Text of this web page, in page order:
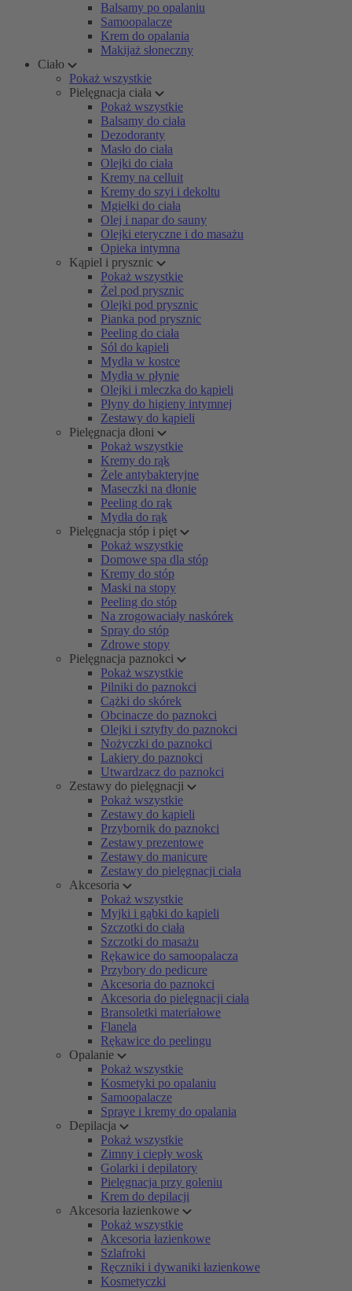
Balsamy po opalaniu
Samoopalacze
Krem do opalania
Makijaż słoneczny
Ciało
Pokaż wszystkie
Pielęgnacja ciała
Pokaż wszystkie
Balsamy do ciała
Dezodoranty
Masło do ciała
Olejki do ciała
Kremy na celluit
Kremy do szyi i dekoltu
Mgiełki do ciała
Olej i napar do sauny
Olejki eteryczne i do masażu
Opieka intymna
Kąpiel i prysznic
Pokaż wszystkie
Żel pod prysznic
Olejki pod prysznic
Pianka pod prysznic
Peeling do ciała
Sól do kąpieli
Mydła w kostce
Mydła w płynie
Olejki i mleczka do kąpieli
Płyny do higieny intymnej
Zestawy do kąpieli
Pielęgnacja dłoni
Pokaż wszystkie
Kremy do rąk
Żele antybakteryjne
Maseczki na dłonie
Peeling do rąk
Mydła do rąk
Pielęgnacja stóp i pięt
Pokaż wszystkie
Domowe spa dla stóp
Kremy do stóp
Maski na stopy
Peeling do stóp
Na zrogowaciały naskórek
Spray do stóp
Zdrowe stopy
Pielęgnacja paznokci
Pokaż wszystkie
Pilniki do paznokci
Cążki do skórek
Obcinacze do paznokci
Olejki i sztyfty do paznokci
Nożyczki do paznokci
Lakiery do paznokci
Utwardzacz do paznokci
Zestawy do pielęgnacji
Pokaż wszystkie
Zestawy do kąpieli
Przybornik do paznokci
Zestawy prezentowe
Zestawy do manicure
Zestawy do pielęgnacji ciała
Akcesoria
Pokaż wszystkie
Myjki i gąbki do kąpieli
Szczotki do ciała
Szczotki do masażu
Rękawice do samoopalacza
Przybory do pedicure
Akcesoria do paznokci
Akcesoria do pielęgnacji ciała
Bransoletki materiałowe
Flanela
Rękawice do peelingu
Opalanie
Pokaż wszystkie
Kosmetyki po opalaniu
Samoopalacze
Spraye i kremy do opalania
Depilacja
Pokaż wszystkie
Zimny i ciepły wosk
Golarki i depilatory
Pielęgnacja przy goleniu
Krem do depilacji
Akcesoria łazienkowe
Pokaż wszystkie
Akcesoria łazienkowe
Szlafroki
Ręczniki i dywaniki łazienkowe
Kosmetyczki